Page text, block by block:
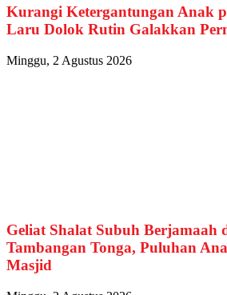
Kurangi Ketergantungan Anak
Laru Dolok Rutin Galakkan
Minggu, 2 Agustus 2026
Geliat Shalat Subuh Berjamaah
Tambangan Tonga, Puluhan
Masjid